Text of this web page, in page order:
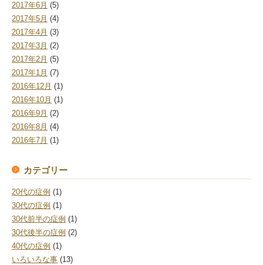
2017年6月 (5)
2017年5月 (4)
2017年4月 (3)
2017年3月 (2)
2017年2月 (5)
2017年1月 (7)
2016年12月 (1)
2016年10月 (1)
2016年9月 (2)
2016年8月 (4)
2016年7月 (1)
カテゴリー
20代の症例 (1)
30代の症例 (1)
30代前半の症例 (1)
30代後半の症例 (2)
40代の症例 (1)
いろいろな事 (13)